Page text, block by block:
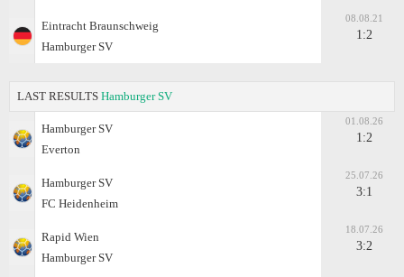
Eintracht Braunschweig
Hamburger SV
08.08.21
1:2
LAST RESULTS Hamburger SV
Hamburger SV
Everton
01.08.26
1:2
Hamburger SV
FC Heidenheim
25.07.26
3:1
Rapid Wien
Hamburger SV
18.07.26
3:2